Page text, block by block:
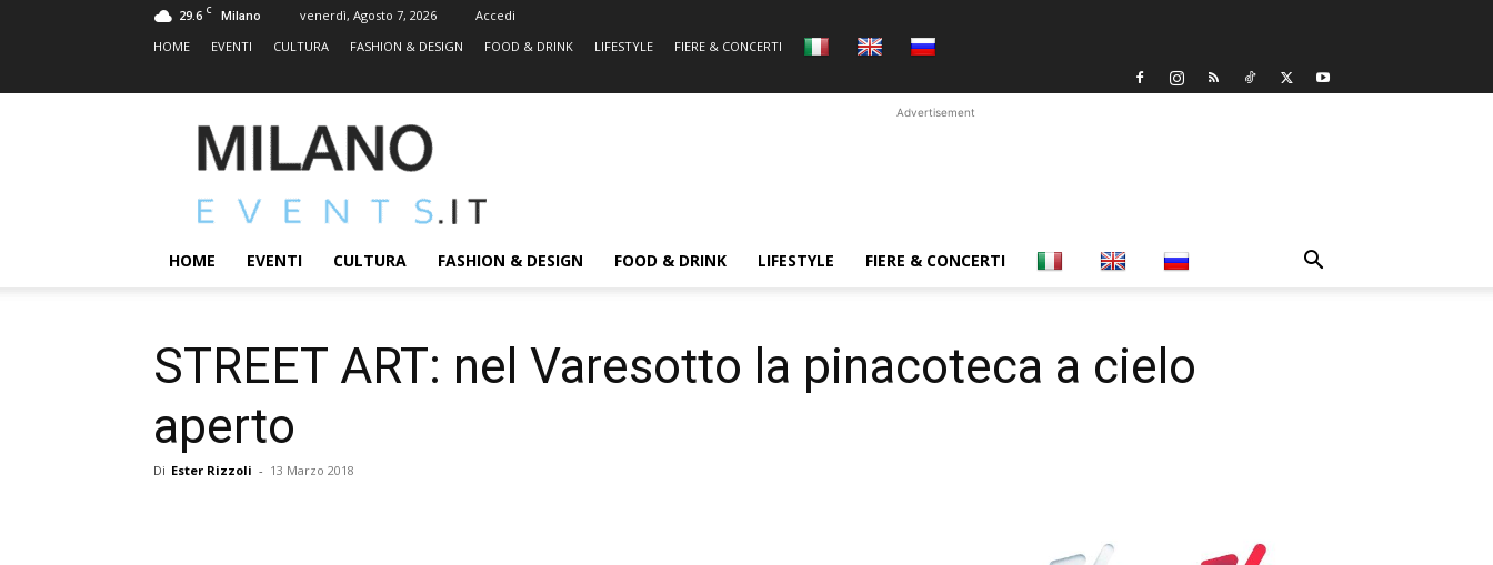
29.6 C Milano venerdì, Agosto 7, 2026
Accedi
HOME
EVENTI CULTURA FASHION & DESIGN FOOD & DRINK LIFESTYLE FIERE & CONCERTI
MILANOEVENTS.IT
|
2.0
ed
Eventi
Advertisement
HOME EVENTI CULTURA FASHION & DESIGN FOOD & DRINK LIFESTYLE FIERE & CONCERTI
STREET ART: nel Varesotto la pinacoteca a cielo
aperto
Di Ester Rizzoli - 13 Marzo 2018